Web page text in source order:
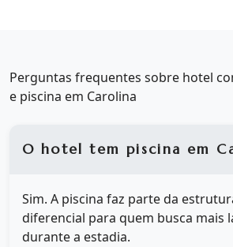
Perguntas frequentes sobre hotel
e piscina em Carolina
O hotel tem piscina em
Sim. A piscina faz parte da
diferencial para quem busca mais
durante a estadia.